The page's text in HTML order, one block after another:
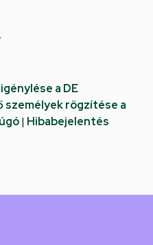
a DE
személyek rögzítése a
| Hibabejelentés